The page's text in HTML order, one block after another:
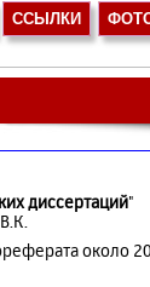
ССЫЛКИ
диссертаций"
около